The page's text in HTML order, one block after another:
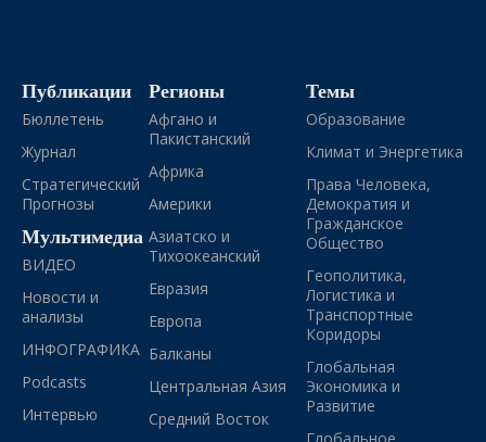
Публикации
Бюллетень
Журнал
Стратегический
Прогнозы
Мультимедиа
ВИДЕО
Новости и
анализы
ИНФОГРАФИКА
Podcasts
Интервью
Регионы
Афгано и
Пакистанский
Африка
Америки
Азиатско и
Тихоокеанский
Евразия
Европа
Балканы
Центральная Азия
Средний Восток
Темы
Образование
Климат и Энергетика
Права Человека,
Демократия и
Гражданское
Общество
Геополитика,
Логистика и
Транспортные
Коридоры
Глобальная
Экономика и
Развитие